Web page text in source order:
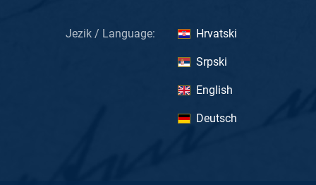
Jezik / Language: Hrvatski
Srpski
English
Deutsch